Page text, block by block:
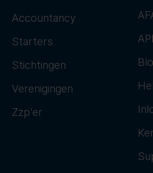
Accountancy
Starters
Stichtingen
Verenigingen
Zzp'er